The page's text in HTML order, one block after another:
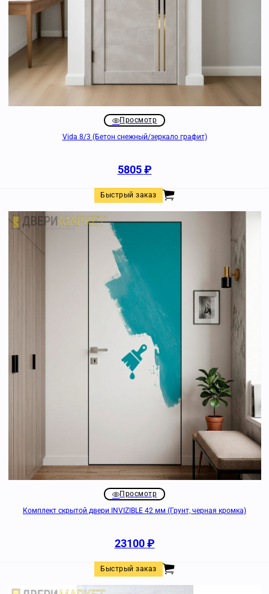
Просмотр
Vida 8/3 (Бетон снежный/зеркало графит)
5805₽
Быстрый заказ
Просмотр
Комплект скрытой двери INVIZIBLE 42 мм (Грунт, черная кромка)
23100₽
Быстрый заказ